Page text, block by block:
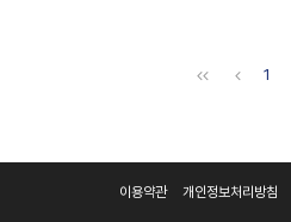
1
이용약관 개인정보처리방침